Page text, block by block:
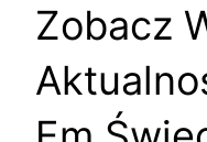
Zobacz